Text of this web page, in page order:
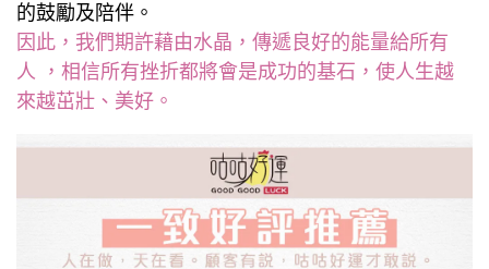
的鼓勵及陪伴。
因此，我們期許藉由水晶，傳遞良好的能量給所有
人 ，相信所有挫折都將會是成功的基石，使人生越
來越茁壯、美好。